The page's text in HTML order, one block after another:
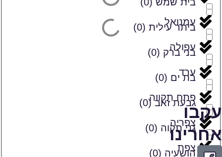
עמנואל
עפולה
ערד
פתח תקווה
צפריה
צפת
ביתר עילית (
0
)
בני ברק (
0
)
בת ים (
0
)
גבעת זאב (
0
)
גני תקוה (
0
)
הושעיה (
0
)
עקבו
אחרינו